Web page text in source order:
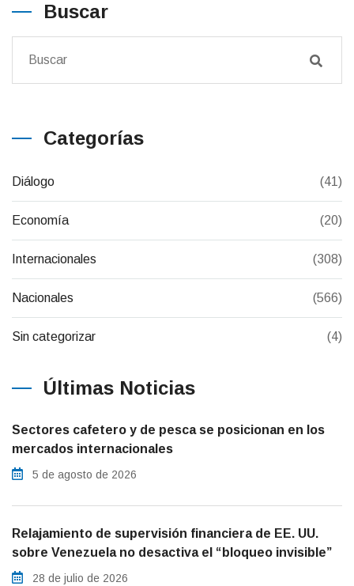
Buscar
Categorías
Diálogo (41)
Economía (20)
Internacionales (308)
Nacionales (566)
Sin categorizar (4)
Últimas Noticias
Sectores cafetero y de pesca se posicionan en los
mercados internacionales
5 de agosto de 2026
Relajamiento de supervisión financiera de EE. UU.
sobre Venezuela no desactiva el “bloqueo invisible”
28 de julio de 2026